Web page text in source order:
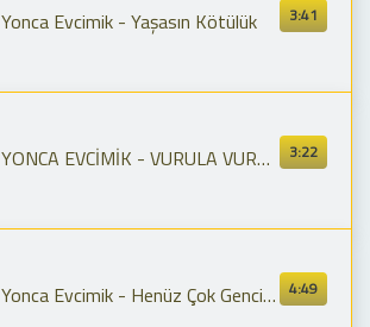
3:41
Yonca Evcimik - Yaşasın Kötülük
3:22
YONCA EVCİMİK - VURULA VURULA COVER REMIX / DEEP HOUSE - TÜRKÇE DEEP HOUSE - COVER REMIX
4:49
Yonca Evcimik - Henüz Çok Gencim (Seninle Olamam)